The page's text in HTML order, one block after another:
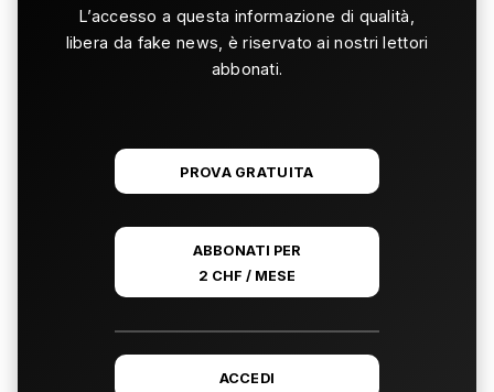
L’accesso a questa informazione di qualità,
libera da fake news, è riservato ai nostri lettori
abbonati.
PROVA GRATUITA
ABBONATI PER
2 CHF / MESE
ACCEDI